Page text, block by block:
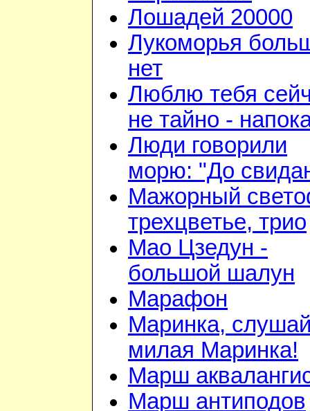
Лошадей 20000
Лукоморья
нет
Люблю тебя
не тайно -
Люди говорили
морю: "До
Мажорный
трехцветье, трио
Мао Цзедун -
большой шалун
Марафон
Маринка,
милая Маринка!
Марш
Марш антиподов